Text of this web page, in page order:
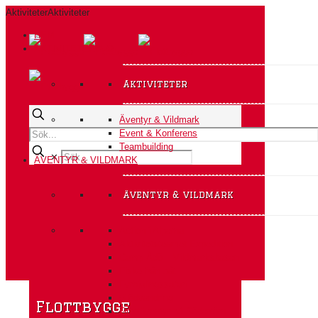
AktiviteterAktiviteter
HEM
AKTIVITETER A-Ö
Aktiviteter
Äventyr & Vildmark
Event & Konferens
Teambuilding
ÄVENTYR & VILDMARK
äventyr & vildmark
Grottäventyr på Södertörn
✕
Flottbygge